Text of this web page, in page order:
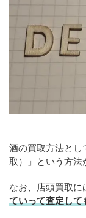
酒の買取方法とし
取）」という方法
なお、店頭買取に
ていって査定して